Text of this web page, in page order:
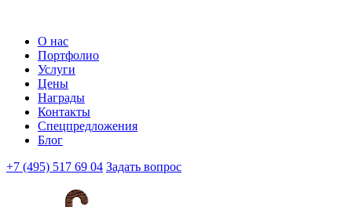
О нас
Портфолио
Услуги
Цены
Награды
Контакты
Спецпредложения
Блог
+7 (495) 517 69 04 Задать вопрос